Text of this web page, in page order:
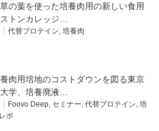
の葉を使った培養肉用の新しい食用
トンカレッジ…
代替プロテイン 培養肉
肉用培地のコストダウンを図る東京
学、培養廃液…
Foovo Deep セミナー 代替プロテイン 培
ポ